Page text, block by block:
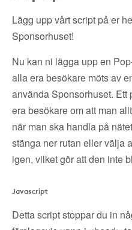
Lägg upp vårt script på er
Sponsorhuset!
Nu kan ni lägga upp en
alla era besökare möts av
använda Sponsorhuset. Ett
era besökare om att man
när man ska handla på
stänga ner rutan eller välja
igen, vilket gör att den inte
Javascript
Detta script stoppar du in